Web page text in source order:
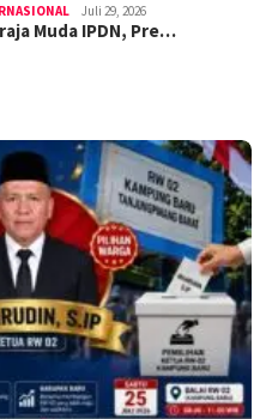
Juli 29, 2026
Muda IPDN, Pre…